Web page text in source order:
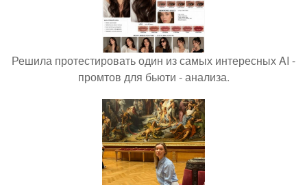
Решила протестировать один из самых интересных AI -
промтов для бьюти - анализа.